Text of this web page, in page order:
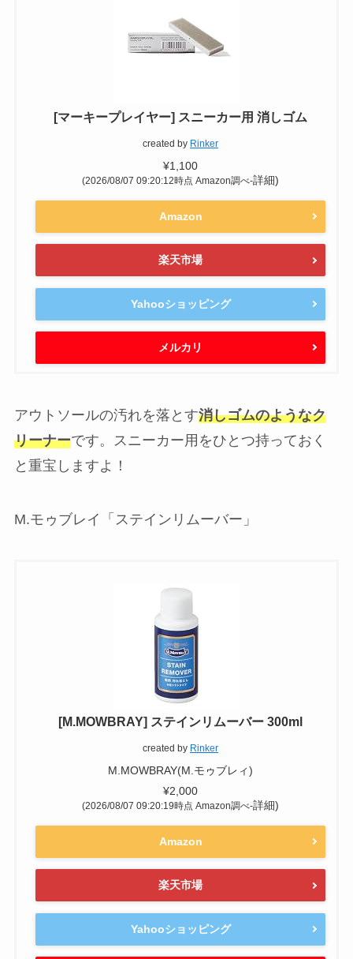
[マーキープレイヤー] スニーカー用 消しゴム
created by Rinker
¥1,100
(2026/08/07 09:20:12時点 Amazon調べ-詳細)
Amazon
楽天市場
Yahooショッピング
メルカリ
アウトソールの汚れを落とす消しゴムのようなク
リーナーです。スニーカー用をひとつ持っておく
と重宝しますよ！
M.モゥブレイ「ステインリムーバー」
[M.MOWBRAY] ステインリムーバー 300ml
created by Rinker
M.MOWBRAY(M.モゥブレィ)
¥2,000
(2026/08/07 09:20:19時点 Amazon調べ-詳細)
Amazon
楽天市場
Yahooショッピング